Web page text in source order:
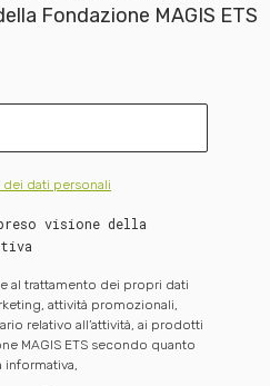
Fondazione MAGIS ETS
dati personali
visione della
al trattamento dei propri dati
attività promozionali,
relativo all’attività, ai prodotti
MAGIS ETS secondo quanto